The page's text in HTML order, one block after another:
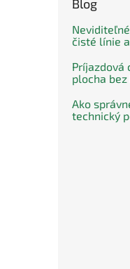
Blog
čisté línie
Príjazdová
plocha
Ako
technický